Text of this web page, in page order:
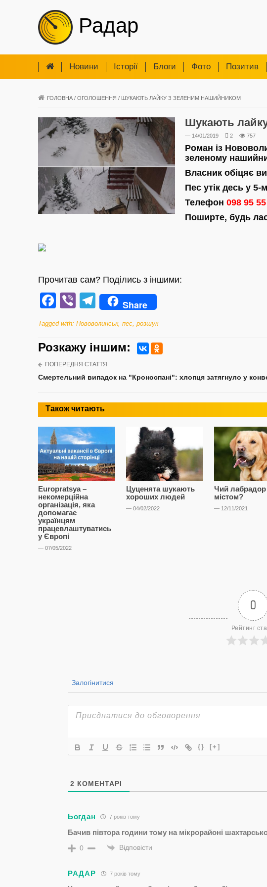
Радар
Новини Iсторії Блоги Фото Позитив
ГОЛОВНА / ОГОЛОШЕННЯ / ШУКАЮТЬ ЛАЙКУ З ЗЕЛЕНИМ НАШИЙНИКОМ
Шукають
— 14/01/2019 2 757
Роман із
зеленому
Власник обіцяє
Пес утік десь у 5-
Телефон 098 95
Поширте, будь
Прочитав сам? Поділись з іншими:
Facebook
ViberTelegram
Share
Tagged with: Нововолинськ, пес, розшук
Розкажу iншим:
ПОПЕРЕДНЯ СТАТТЯ
Смертельний випадок на "Кроноспані": хлопця затягнуло у
Також читають
Europratsya –
некомерційна
організація, яка
допомагає
українцям
працевлаштуватись
у Європі
— 07/05/2022
Цуценята шукають
хороших людей
— 04/02/2022
Чий лабрадор
містом?
— 12/11/2021
0
Рейтинг
Залогінитися
{} [+]
2 КОМЕНТАРІ
Ьогдан 7 років тому
Бачив півтора години тому на мікрорайоні
0 Відповісти
РАДАР 7 років тому